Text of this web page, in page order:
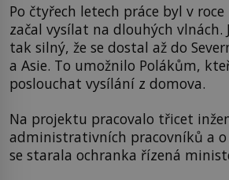
Po čtyřech letech práce byl v
začal vysílat na dlouhých vlnách.
tak silný, že se dostal až do
a Asie. To umožnilo Polákům,
poslouchat vysílání z domova.
Na projektu pracovalo třicet
administrativních pracovníků a o
se starala ochranka řízená